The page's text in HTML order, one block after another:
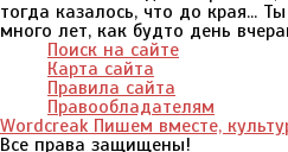
тогда казалось, что до края...
много лет, как будто день
Поиск на сайте
Карта сайта
Правила сайта
Правообладателям
Wordcreak Пишем вместе,
Все права защищены!